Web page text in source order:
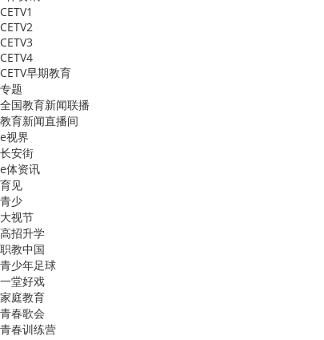
CETV1
CETV2
CETV3
CETV4
CETV早期教育
专题
全国教育新闻联播
教育新闻直播间
e视界
长安街
e体资讯
育见
青少
大视节
高招升学
职教中国
青少年足球
一堂好戏
家庭教育
青春歌会
青春训练营